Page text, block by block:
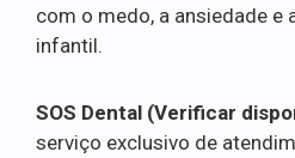
com o medo, a ansiedade e
infantil.
SOS Dental (Verificar
serviço exclusivo de